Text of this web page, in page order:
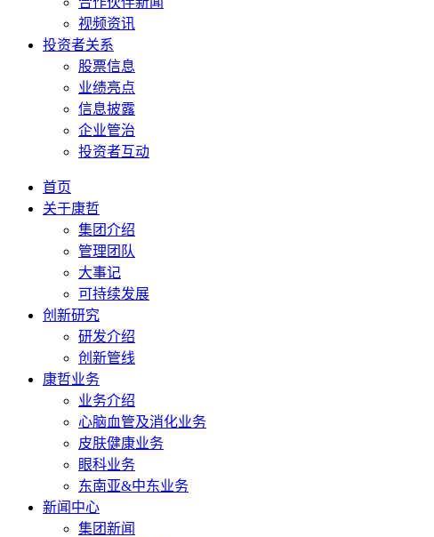
视频资讯
投资者关系
股票信息
业绩亮点
信息披露
企业管治
投资者互动
首页
关于康哲
集团介绍
管理团队
大事记
可持续发展
创新研究
研发介绍
创新管线
康哲业务
业务介绍
心脑血管及消化业务
皮肤健康业务
眼科业务
东南亚&中东业务
新闻中心
集团新闻